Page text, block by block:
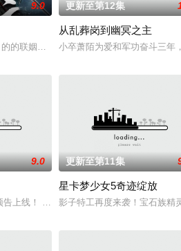
9.0
的联姻，太玄楼刺客江元与九璇宗圣女韶
更新至第12集
从乱葬岗到幽冥之主
小卒萧陌为爱和军功奋斗三年
9.0
告上线！ 掌天毒之珠，承邪神之血，修逆
更新至第11集
星卡梦少女5奇迹绽放
影子特工再度来袭！宝石族精